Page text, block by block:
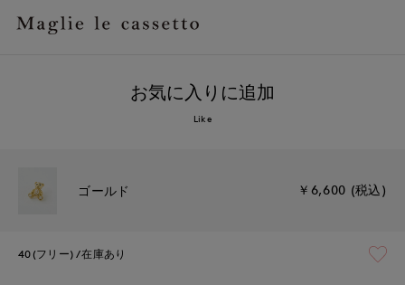
お気に入りに追加
Like
ゴールド ￥6,600 (税込)
40(フリー) 在庫あり